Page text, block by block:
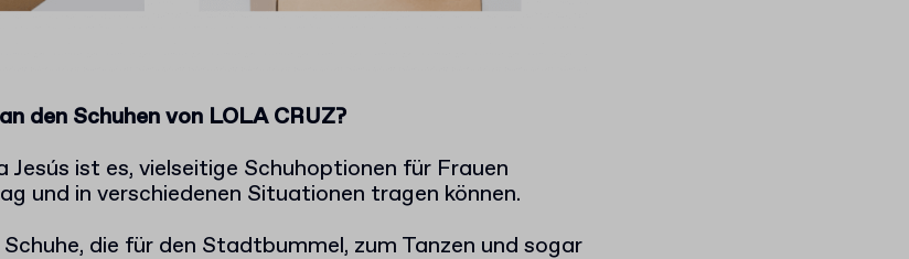
den Schuhen von LOLA CRUZ?
Jesús ist es, vielseitige Schuhoptionen für Frauen
und in verschiedenen Situationen tragen können.
die für den Stadtbummel, zum Tanzen und sogar